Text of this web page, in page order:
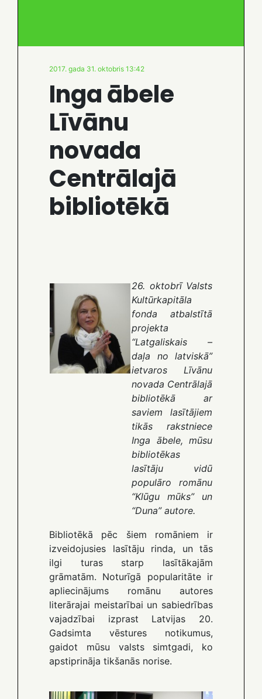
2017. gada 31. oktobris 13:42
Inga ābele
Līvānu
novada
Centrālajā
bibliotēkā
26. oktobrī Valsts
Kultūrkapitāla
fonda atbalstītā
projekta
“Latgaliskais –
daļa no latviskā”
ietvaros Līvānu
novada Centrālajā
bibliotēkā ar
saviem lasītājiem
tikās rakstniece
Inga ābele, mūsu
bibliotēkas
lasītāju vidū
populāro romānu
“Klūgu mūks” un
“Duna” autore.
Bibliotēkā pēc šiem romāniem ir
izveidojusies lasītāju rinda, un tās
ilgi turas starp lasītākajām
grāmatām. Noturīgā popularitāte ir
apliecinājums romānu autores
literārajai meistarībai un sabiedrības
vajadzībai izprast Latvijas 20.
Gadsimta vēstures notikumus,
gaidot mūsu valsts simtgadi, ko
apstiprināja tikšanās norise.